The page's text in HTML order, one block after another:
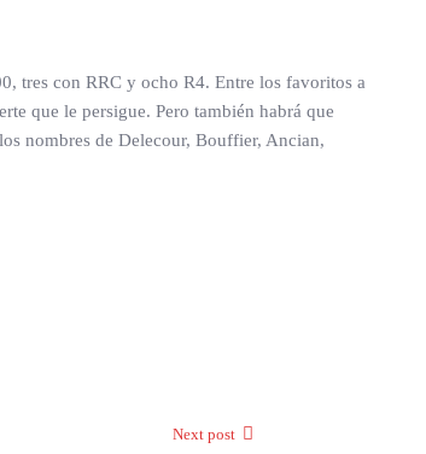
tres con RRC y ocho R4. Entre los favoritos a
que le persigue. Pero también habrá que
nombres de Delecour, Bouffier, Ancian,
Next post